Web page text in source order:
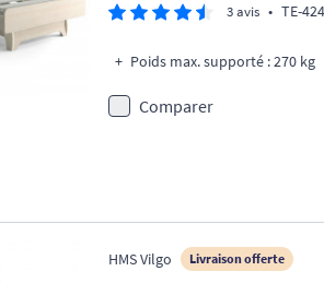
3 avis • TE-
Poids max. supporté : 270 kg
Comparer
HMS Vilgo Livraison offerte